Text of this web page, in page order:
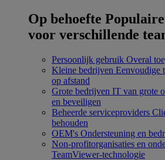
Op behoefte
voor verschillende
Persoonlijk gebruik Overal
Kleine bedrijven Eenvoudige
op afstand
Grote bedrijven IT van grote
en beveiligen
Beheerde serviceproviders
behouden
OEM's Ondersteuning en
Non-profitorganisaties en
TeamViewer-technologie